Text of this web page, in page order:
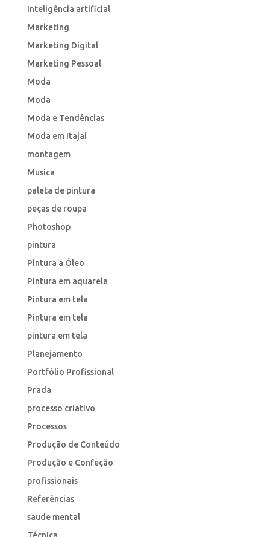
Inteligência artificial
Marketing
Marketing Digital
Marketing Pessoal
Moda
Moda
Moda e Tendências
Moda em Itajaí
montagem
Musica
paleta de pintura
peças de roupa
Photoshop
pintura
Pintura a Óleo
Pintura em aquarela
Pintura em tela
Pintura em tela
pintura em tela
Planejamento
Portfólio Profissional
Prada
processo criativo
Processos
Produção de Conteúdo
Produção e Confeção
profissionais
Referências
saude mental